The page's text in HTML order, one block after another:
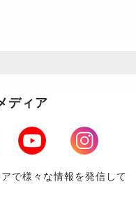
ディア
Youtube
Instagram
で様々な情報を発信して